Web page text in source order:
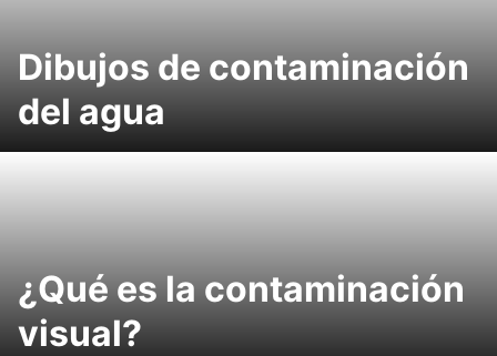
Dibujos de contaminación
del agua
¿Qué es la contaminación
visual?